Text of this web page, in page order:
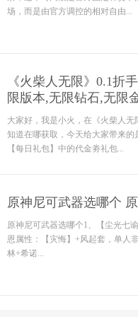
场，而是由官方调控的相对自由...
《火柴人无限》0.1折
限版本,无限钻石,无限
大家好，我是小火，在《火柴人
知道在哪获取，今天给大家带来
【每日礼包】中的代金劵礼包...
原神尼可武器选哪个
原神尼可武器选哪个1、【尘光七
恩属性：【灾悔】+风起套，单人
林+希诺...